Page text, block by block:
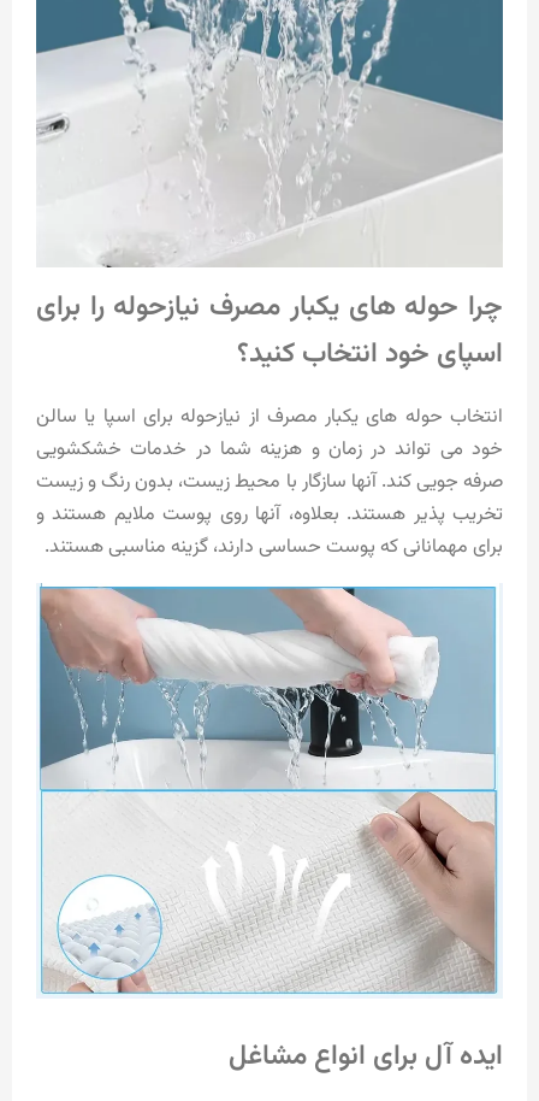
چرا حوله های یکبار مصرف نیازحوله را برای
اسپای خود انتخاب کنید؟
انتخاب حوله های یکبار مصرف از نیازحوله برای اسپا یا سالن
خود می تواند در زمان و هزینه شما در خدمات خشکشویی
صرفه جویی کند. آنها سازگار با محیط زیست، بدون رنگ و زیست
تخریب پذیر هستند. بعلاوه، آنها روی پوست ملایم هستند و
برای مهمانانی که پوست حساسی دارند، گزینه مناسبی هستند.
ایده آل برای انواع مشاغل